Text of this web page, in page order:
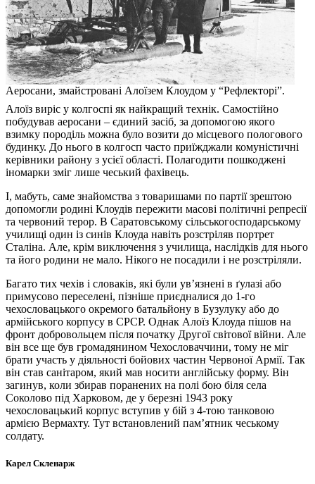
Аеросани, змайстровані Алоїзем Клоудом у “Рефлекторі”.
Алоїз виріс у колгоспі як найкращий технік. Самостійно
побудував аеросани – єдиний засіб, за допомогою якого
взимку породіль можна було возити до місцевого пологового
будинку. До нього в колгосп часто приїжджали комуністичні
керівники району з усієї області. Полагодити пошкоджені
іномарки зміг лише чеський фахівець.
І, мабуть, саме знайомства з товаришами по партії зрештою
допомогли родині Клоудів пережити масові політичні репресії
та червоний терор. В Саратовському сільськогосподарському
училищі один із синів Клоуда навіть розстріляв портрет
Сталіна. Але, крім виключення з училища, наслідків для нього
та його родини не мало. Нікого не посадили і не розстріляли.
Багато тих чехів і словаків, які були ув’язнені в ґулазі або
примусово переселені, пізніше приєдналися до 1-го
чехословацького окремого батальйону в Бузулуку або до
армійського корпусу в СРСР. Однак Алоїз Клоуда пішов на
фронт добровольцем після початку Другої світової війни. Але
він все ще був громадянином Чехословаччини, тому не міг
брати участь у діяльності бойових частин Червоної Армії. Так
він став санітаром, який мав носити англійську форму. Він
загинув, коли збирав поранених на полі бою біля села
Соколово під Харковом, де у березні 1943 року
чехословацький корпус вступив у бій з 4-тою танковою
армією Вермахту. Тут встановлений пам’ятник чеському
солдату.
Карел Скленарж